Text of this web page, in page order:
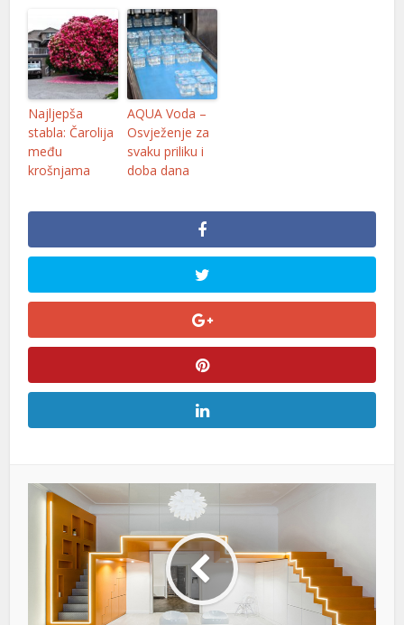
Najljepša
stabla: Čarolija
među
krošnjama
AQUA Voda –
Osvježenje za
svaku priliku i
doba dana